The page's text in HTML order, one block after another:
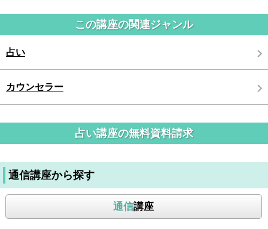
この講座の関連ジャンル
占い
カウンセラー
占い講座の無料資料請求
通信講座から探す
通信講座